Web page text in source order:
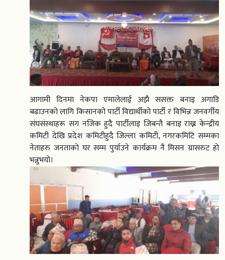
आगामी दिनमा नेकपा एमालेलाई अझै ससक्त बनाइ अगाडि
बढाउनको लागि किसानको पार्टी विद्यार्थीको पार्टी र विभिन्न जनवर्गीय
संघसंस्थाहरू सग नजिक हुदै पार्टीलाइ जिबन्तै बनाइ राख्न केन्द्रीय
कमिटी देखि प्रदेश कमिटीहुदै जिल्ला कमिटी, नगरकमिटि सम्मका
नेताहरु जनताको घर सम्म पुर्याउने कार्यक्रम नै मिसन ग्रासरुट हो
भन्नुभयो।